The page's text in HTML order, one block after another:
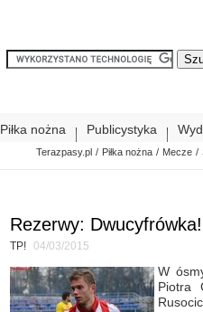
Piłka nożna Publicystyka
Terazpasy.pl / Piłka nożna / Mecze /
Rezerwy:
TP! 04/03/2015
W
Piotra